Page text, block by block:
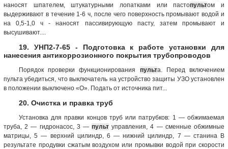
наносят шпателем, штукатурными лопатками или пастопультом и
выдерживают в течение 1-6 ч, после чего поверхность промывают водой и
на 0,5-1,0 ч - наносят пассивирующую пасту, затем промывают и
высушивают....
19. УНП2-7-65 - Подготовка к работе установки для
нанесения антикоррозионного покрытия трубопроводов
Порядок проверки функционирования пульта. Перед включением
пульта убедиться, что выключатель на устройство защиты УЗО установлен
в положении выключено «О». Подать от источника пит...
20. Очистка и правка труб
Установка для правки концов труб или патрубков: 1 — обжимаемая
труба, 2 — гидронасос, 3 —пульт управления, 4 — сменные обжимные
матрицы, 5 — верхний цилиндр, 6 — нижний цилиндр, 7 — станина В
результате продувки сжатым воздухом или промывки водой при скорости